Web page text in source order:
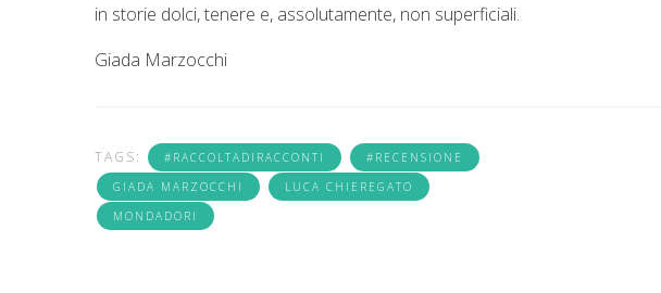
in storie dolci, tenere e, assolutamente, non superficiali.
Giada Marzocchi
TAGS: #RACCOLTADIRACCONTI
#RECENSIONE
GIADA MARZOCCHI
LUCA CHIEREGATO
MONDADORI